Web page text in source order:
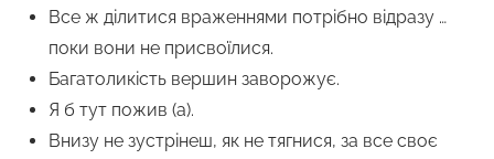
Все ж ділитися враженнями потрібно відразу …
поки вони не присвоїлися.
Багатоликість вершин заворожує.
Я б тут пожив (а).
Внизу не зустрінеш, як не тягнися, за все своє